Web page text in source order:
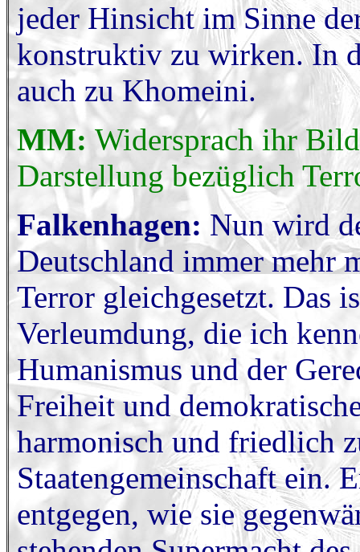
jeder Hinsicht im Sinne
konstruktiv zu wirken. In
auch zu Khomeini.
MM:Widersprach ihr
Darstellung bezüglich
Falkenhagen: Nun wird
Deutschland immer mehr
Terror gleichgesetzt. Das
Verleumdung, die ich
Humanismus und der
Freiheit und
harmonisch und friedlich
Staatengemeinschaft
entgegen, wie sie